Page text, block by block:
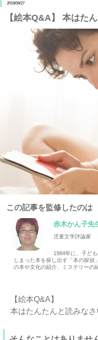
2019/09/27
【絵本Q&A】 本はた
この記事を監修したのは
赤木かん子先
児童文学評論家
1984年に、子ど
しまった本を探し出す「本の探偵
の本や文化の紹介、ミステリーの
【絵本Q&A】
本はたんたんと読みな